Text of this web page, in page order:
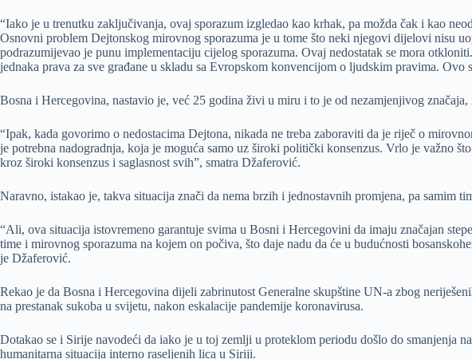
“Iako je u trenutku zaključivanja, ovaj sporazum izgledao kao krhak, pa možda čak i kao
Osnovni problem Dejtonskog mirovnog sporazuma je u tome što neki njegovi dijelovi nisu
podrazumijevao je punu implementaciju cijelog sporazuma. Ovaj nedostatak se mora
jednaka prava za sve građane u skladu sa Evropskom konvencijom o ljudskim pravima.
Bosna i Hercegovina, nastavio je, već 25 godina živi u miru i to je od nezamjenjivog
“Ipak, kada govorimo o nedostacima Dejtona, nikada ne treba zaboraviti da je riječ o
je potrebna nadogradnja, koja je moguća samo uz široki politički konsenzus. Vrlo je važno
kroz široki konsenzus i saglasnost svih”, smatra Džaferović.
Naravno, istakao je, takva situacija znači da nema brzih i jednostavnih promjena, pa samim
“Ali, ova situacija istovremeno garantuje svima u Bosni i Hercegovini da imaju značajan
time i mirovnog sporazuma na kojem on počiva, što daje nadu da će u budućnosti
je Džaferović.
Rekao je da Bosna i Hercegovina dijeli zabrinutost Generalne skupštine UN-a zbog
na prestanak sukoba u svijetu, nakon eskalacije pandemije koronavirusa.
Dotakao se i Sirije navodeći da iako je u toj zemlji u proteklom periodu došlo do smanjenja
humanitarna situacija interno raseljenih lica u Siriji.